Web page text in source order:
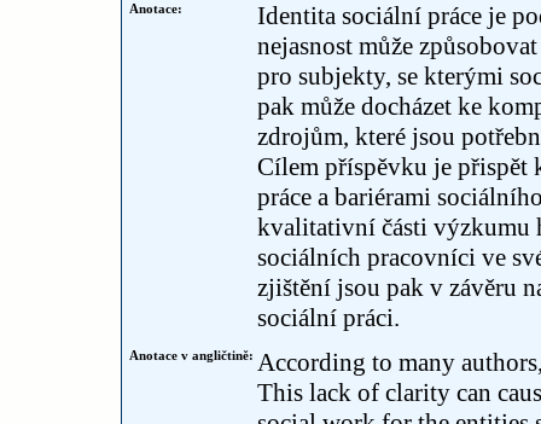
Anotace:
Identita sociální práce je
nejasnost může
pro subjekty, se kterými
pak může docházet ke
zdrojům, které jsou
Cílem příspěvku je přispět
práce a bariérami
kvalitativní části výzkumu
sociálních pracovníci ve
zjištění jsou pak v závěru
sociální práci.
Anotace v angličtině: According to many
This lack of clarity can